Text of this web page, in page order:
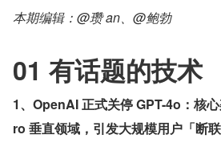
本期编辑：@瓒 an、@鲍勃
01 有话题的技术
1、OpenAI 正式关停 GPT-4o：核
ro 垂直领域，引发大规模用户「断